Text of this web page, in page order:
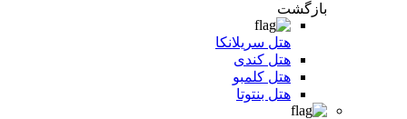
بازگشت
هتل سریلانکا
هتل کندی
هتل کلمبو
هتل بنتوتا